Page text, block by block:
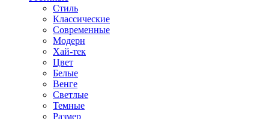
Стиль
Классические
Современные
Модерн
Хай-тек
Цвет
Белые
Венге
Светлые
Темные
Размер